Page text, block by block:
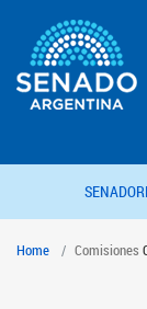
Home Comisiones